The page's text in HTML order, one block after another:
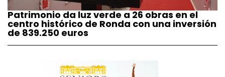
Patrimonio da luz verde a 26 obras en el
centro histórico de Ronda con una inversión
de 839.250 euros